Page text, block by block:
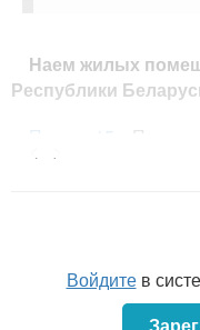
Наем жилых
Республики
несколькими частями.
предприниматели
формы
организаций и
субсидии, работники
труда к
Войдитев